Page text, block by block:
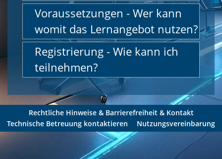
Voraussetzungen - Wer kann
womit das Lernangebot nutzen?
Registrierung - Wie kann ich
teilnehmen?
Rechtliche Hinweise & Barrierefreiheit & Kontakt
Technische Betreuung kontaktieren
Nutzungsvereinbarung